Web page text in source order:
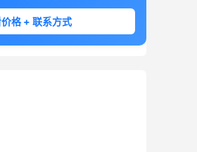
格 + 联系方式